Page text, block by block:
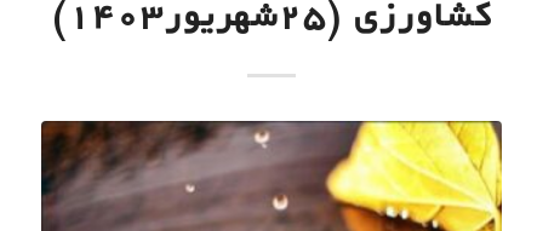
کشاورزی (25شهریور۱۴۰۳)